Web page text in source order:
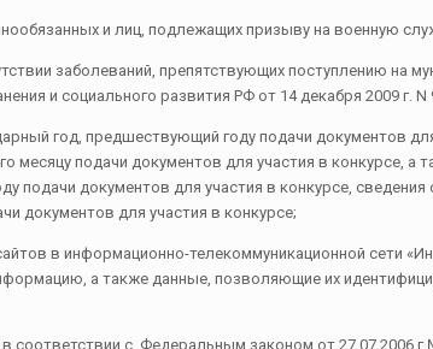
и лиц, подлежащих призыву на военную
заболеваний, препятствующих поступлению на
и социального развития РФ от 14 декабря 2009 г. N
год, предшествующий году подачи документов
подачи документов для участия в конкурсе, а
подачи документов для участия в конкурсе,
документов для участия в конкурсе;
в информационно-телекоммуникационной сети
а также данные, позволяющие их
с Федеральным законом от 27.07.2006